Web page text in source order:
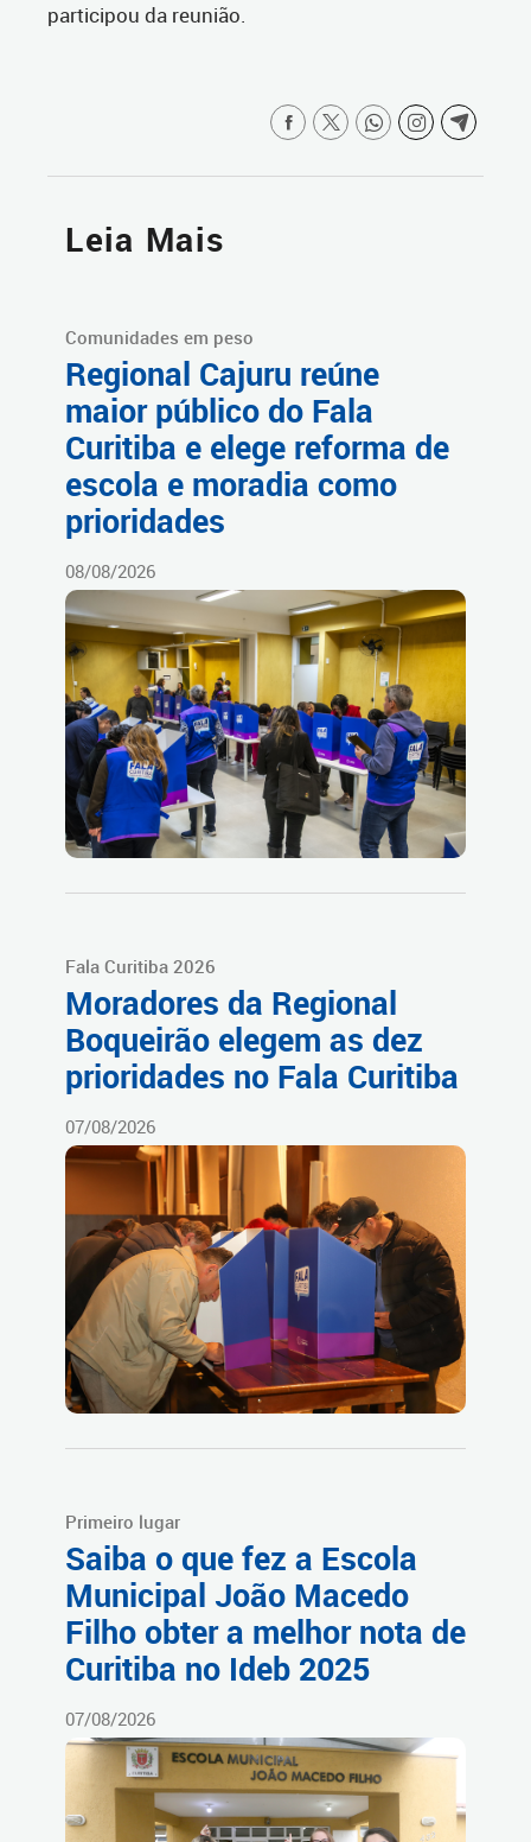
participou da reunião.
Leia Mais
Comunidades em peso
Regional Cajuru reúne
maior público do Fala
Curitiba e elege reforma de
escola e moradia como
prioridades
08/08/2026
Fala Curitiba 2026
Moradores da Regional
Boqueirão elegem as dez
prioridades no Fala Curitiba
07/08/2026
Primeiro lugar
Saiba o que fez a Escola
Municipal João Macedo
Filho obter a melhor nota de
Curitiba no Ideb 2025
07/08/2026